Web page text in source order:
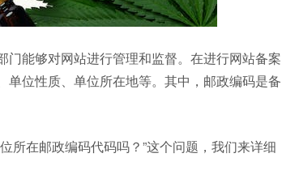
能够对网站进行管理和监督。在进行网站备案
位性质、单位所在地等。其中，邮政编码是备
所在邮政编码代码吗？”这个问题，我们来详细